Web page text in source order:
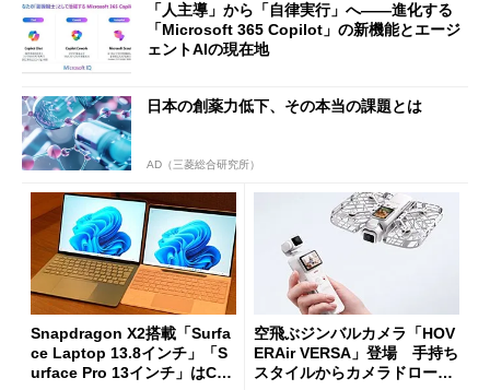
「人主導」から「自律実行」へ――進化する
「Microsoft 365 Copilot」の新機能とエージ
ェントAIの現在地
日本の創薬力低下、その本当の課題とは
AD（三菱総合研究所）
Snapdragon X2搭載「Surfa
ce Laptop 13.8インチ」「S
urface Pro 13インチ」はCop
空飛ぶジンバルカメラ「HOV
ERAir VERSA」登場 手持ち
スタイルからカメラドローン